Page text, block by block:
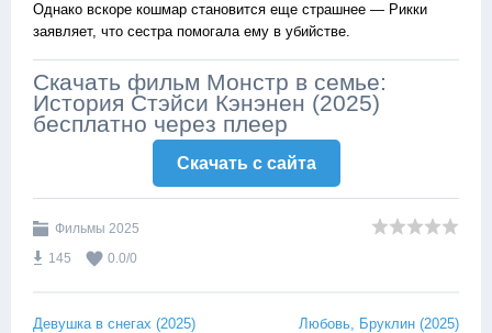
Однако вскоре кошмар становится еще страшнее — Рикки
заявляет, что сестра помогала ему в убийстве.
Скачать фильм Монстр в семье:
История Стэйси Кэнэнен (2025)
бесплатно через плеер
Скачать c сайта
Фильмы 2025
145
0.0/0
Девушка в снегах (2025) Любовь, Бруклин (2025)